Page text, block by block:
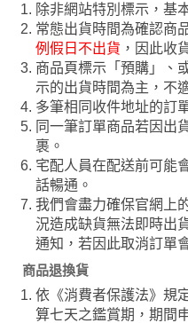
除非網站特別標示，基
常態出貨時間為確認商
例假日不出貨 ，因此收
商品頁標示「預購」、
示的出貨時間為主，不
多筆相同收件地址的訂
同一筆訂單商品若因出
裹。
宅配人員在配送前可能
話暢通。
我們會盡力確保官網上
況造成缺貨無法即時出
通知，若因此取消訂單
商品退換貨
依《消費者保護法》規
算七天之鑑賞期，期間